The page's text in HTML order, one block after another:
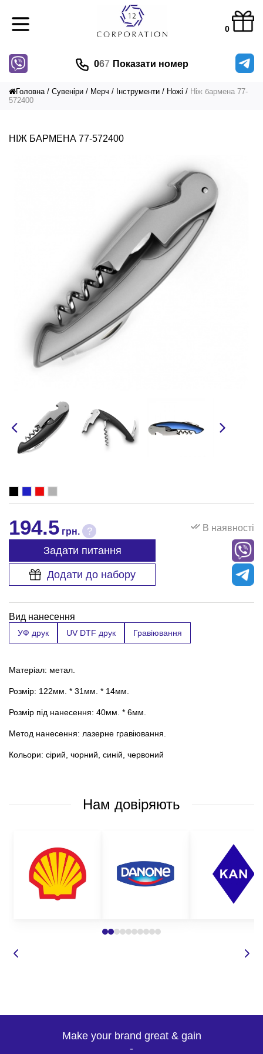
0
067 Показати номер
Головна Сувеніри Мерч Інструменти Ножі
Ніж бармена 77-
572400
НІЖ БАРМЕНА 77-572400
194.5 грн. ? В наявності
Задати питання
Додати до набору
Вид нанесення
УФ друк UV DTF друк Гравіювання
Матеріал: метал.
Розмір: 122мм. * 31мм. * 14мм.
Розмір під нанесення: 40мм. * 6мм.
Метод нанесення: лазерне гравіювання.
Кольори: сірий, чорний, синій, червоний
Нам довіряють
Make your brand great & gain
-